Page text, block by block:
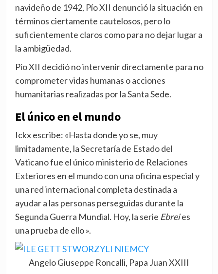
navideño de 1942, Pío XII denunció la situación en
términos ciertamente cautelosos, pero lo
suficientemente claros como para no dejar lugar a
la ambigüedad.
Pío XII decidió no intervenir directamente para no
comprometer vidas humanas o acciones
humanitarias realizadas por la Santa Sede.
El único en el mundo
Ickx escribe: «Hasta donde yo se, muy
limitadamente, la Secretaría de Estado del
Vaticano fue el único ministerio de Relaciones
Exteriores en el mundo con una oficina especial y
una red internacional completa destinada a
ayudar a las personas perseguidas durante la
Segunda Guerra Mundial. Hoy, la serie Ebreies
una prueba de ello ».
Angelo Giuseppe Roncalli, Papa Juan XXIII